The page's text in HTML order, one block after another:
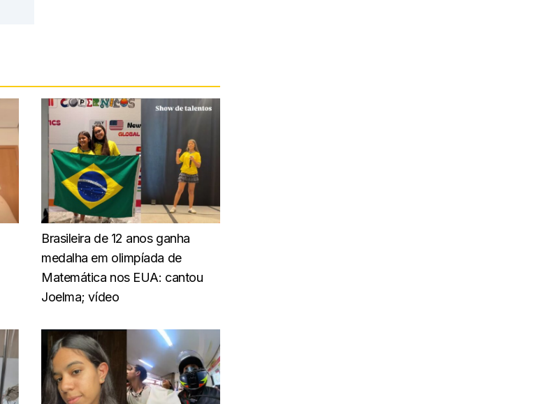
Brasileira de 12 anos ganha
medalha em olimpíada de
Matemática nos EUA: cantou
Joelma; vídeo